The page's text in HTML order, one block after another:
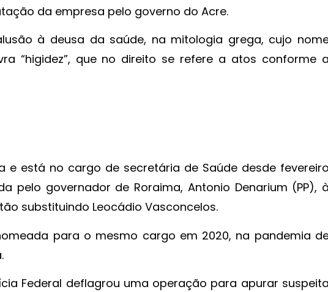
da empresa pelo governo do Acre.
à deusa da saúde, na mitologia grega, cujo
“higidez”, que no direito se refere a atos conforme a
e está no cargo de secretária de Saúde desde fevereiro
pelo governador de Roraima, Antonio Denarium (PP), à
substituindo Leocádio Vasconcelos.
para o mesmo cargo em 2020, na pandemia
Federal deflagrou uma operação para apurar suspeita